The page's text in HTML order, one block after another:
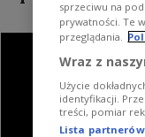
sprzeciwu na
prywatności. Te
przeglądania.
Wraz z
Użycie
identyfikacji.
treści, pomiar
Lista